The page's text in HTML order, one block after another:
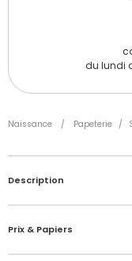
du lundi
Naissance / Papeterie /
Description
Prix & Papiers